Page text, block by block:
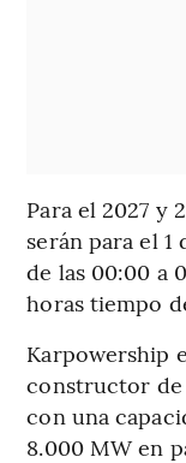
Para el 2027 y
serán para el 1
de las 00:00 a
horas tiempo
Karpowership
constructor de
con una
8.000 MW en